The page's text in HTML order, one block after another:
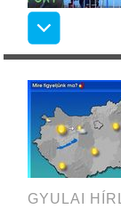
GYULAI